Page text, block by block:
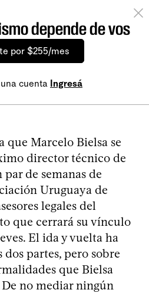
depende de vos
por $255/mes
cuenta Ingresá
que Marcelo Bielsa se
director técnico de
de semanas de
Uruguaya de
legales del
que cerrará su vínculo
El ida y vuelta ha
partes, pero sobre
que Bielsa
De no mediar ningún